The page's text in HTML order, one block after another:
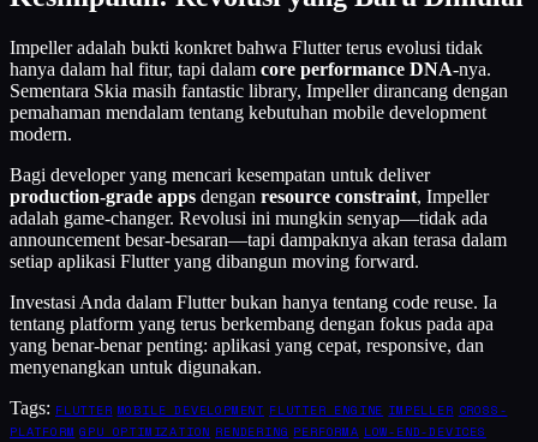
Impeller adalah bukti konkret bahwa Flutter terus evolusi tidak
hanya dalam hal fitur, tapi dalam core performance DNA-nya.
Sementara Skia masih fantastic library, Impeller dirancang dengan
pemahaman mendalam tentang kebutuhan mobile development
modern.
Bagi developer yang mencari kesempatan untuk deliver
production-grade apps dengan resource constraint, Impeller
adalah game-changer. Revolusi ini mungkin senyap—tidak ada
announcement besar-besaran—tapi dampaknya akan terasa dalam
setiap aplikasi Flutter yang dibangun moving forward.
Investasi Anda dalam Flutter bukan hanya tentang code reuse. Ia
tentang platform yang terus berkembang dengan fokus pada apa
yang benar-benar penting: aplikasi yang cepat, responsive, dan
menyenangkan untuk digunakan.
Tags: FLUTTER MOBILE DEVELOPMENT FLUTTER ENGINE IMPELLER CROSS-
PLATFORM GPU OPTIMIZATION RENDERING PERFORMA LOW-END-DEVICES